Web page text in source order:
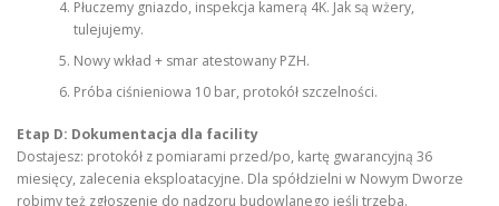
Płuczemy gniazdo, inspekcja kamerą 4K. Jak są wżery,
tulejujemy.
Nowy wkład + smar atestowany PZH.
Próba ciśnieniowa 10 bar, protokół szczelności.
Etap D: Dokumentacja dla facility
Dostajesz: protokół z pomiarami przed/po, kartę gwarancyjną 36
miesięcy, zalecenia eksploatacyjne. Dla spółdzielni w Nowym Dworze
robimy też zgłoszenie do nadzoru budowlanego jeśli trzeba.